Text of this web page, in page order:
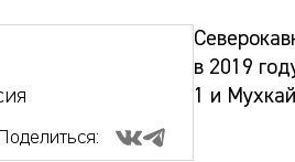
Поделиться:
в 2019
1 и